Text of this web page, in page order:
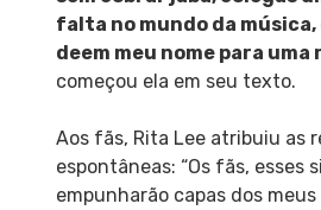
falta no mundo da música,
deem meu nome para uma
começou ela em seu texto.
Aos fãs, Rita Lee atribuiu as
espontâneas: “Os fãs, esses
empunharão capas dos meus